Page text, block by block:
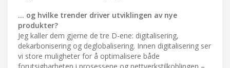
… og hvilke trender driver utviklingen av nye
produkter?
Jeg kaller dem gjerne de tre D-ene: digitalisering,
dekarbonisering og deglobalisering. Innen digitalisering ser
vi store muligheter for å optimalisere både